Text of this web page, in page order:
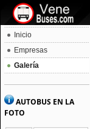
Inicio
Empresas
Galería
AUTOBUS EN LA
FOTO